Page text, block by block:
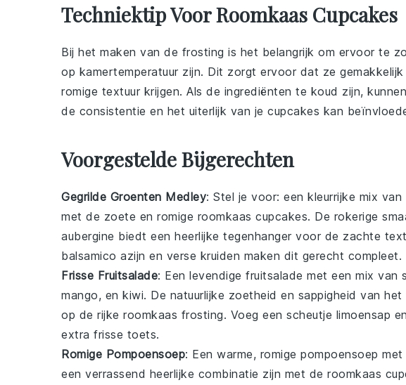
Techniektip Voor Roomkaas Cupcakes
Bij het maken van de frosting is het belangrijk om ervoor te
op kamertemperatuur zijn. Dit zorgt ervoor dat ze
romige textuur krijgen. Als de ingrediënten te koud zijn,
de consistentie en het uiterlijk van je cupcakes kan
Voorgestelde Bijgerechten
Gegrilde Groenten Medley: Stel je voor: een kleurrijke mix van
met de zoete en romige roomkaas cupcakes. De rokerige
aubergine biedt een heerlijke tegenhanger voor de zachte
balsamico azijn en verse kruiden maken dit gerecht compleet.
Frisse Fruitsalade: Een levendige fruitsalade met een mix van
mango, en kiwi. De natuurlijke zoetheid en sappigheid van
op de rijke roomkaas frosting. Voeg een scheutje limoensap
extra frisse toets.
Romige Pompoensoep: Een warme, romige pompoensoep met
een verrassend heerlijke combinatie zijn met de roomkaas